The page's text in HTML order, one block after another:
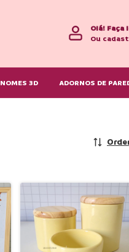
Olá! Faça
Ou
NOMES 3D ADORNOS DE